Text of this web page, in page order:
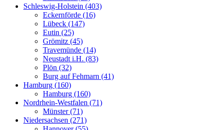
Schleswig-Holstein (403)
Eckernförde (16)
Lübeck (147)
Eutin (25)
Grömitz (45)
Travemünde (14)
Neustadt i.H. (83)
Plön (32)
Burg auf Fehmarn (41)
Hamburg (160)
Hamburg (160)
Nordrhein-Westfalen (71)
Münster (71)
Niedersachsen (271)